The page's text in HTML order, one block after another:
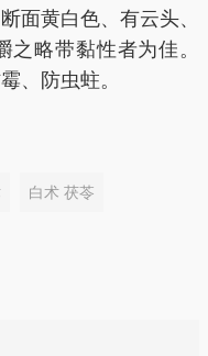
研末，开水冲服，每
日可明显改善症状。
白茯苓各100克，猪
。每次10克，食前温
面黄白色、有云头、
略带黏性者为佳。
、防虫蛀。
白术 茯苓